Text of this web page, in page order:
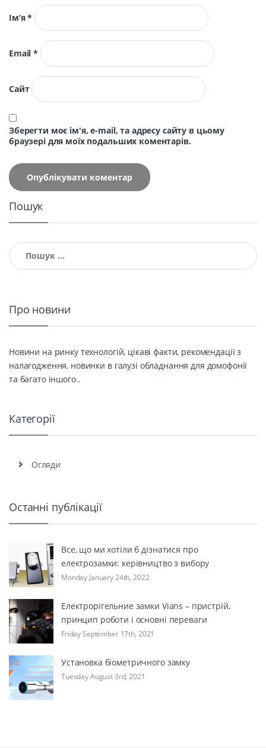
Ім’я*
Email*
Сайт
Зберегти моє ім'я, e-mail, та адресу сайту в цьому
браузері для моїх подальших коментарів.
Пошук
Пошук:
Про новини
Новини на ринку технологій, цікаві факти, рекомендації з
налагодження, новинки в галузі обладнання для домофонії
та багато іншого..
Категорії
Огляди
Останні публікації
Все, що ми хотіли б дізнатися про
електрозамки: керівництво з вибору
Monday January 24th, 2022
Електрорігельние замки Vians – пристрій,
принцип роботи і основні переваги
Friday September 17th, 2021
Установка біометричного замку
Tuesday August 3rd, 2021